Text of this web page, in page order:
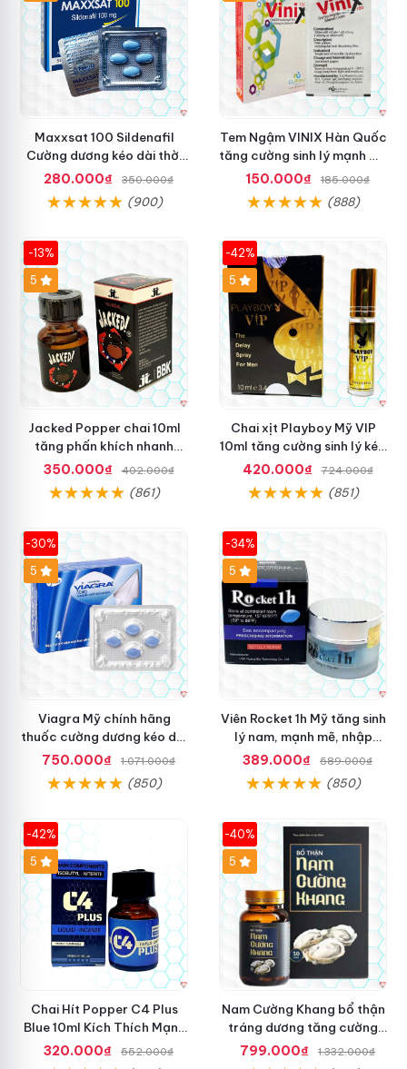
Maxxsat 100 Sildenafil
Cường dương kéo dài thời
gian Nam
280.000₫ 350.000₫
(900)
Tem Ngậm VINIX Hàn Quốc
tăng cường sinh lý mạnh mẽ
hiệu quả
150.000₫ 185.000₫
(888)
-13%
5
Jacked Popper chai 10ml
tăng phấn khích nhanh
chóng mua ngay
350.000₫ 402.000₫
(861)
-42%
5
Chai xịt Playboy Mỹ VIP
10ml tăng cường sinh lý kéo
dài yêu
420.000₫ 724.000₫
(851)
-30%
5
Viagra Mỹ chính hãng
thuốc cường dương kéo dài
thời gian cho Nam nhập
khẩu chính ngạch
750.000₫ 1.071.000₫
(850)
-34%
5
Viên Rocket 1h Mỹ tăng sinh
lý nam, mạnh mẽ, nhập
khẩu
389.000₫ 589.000₫
(850)
-42%
5
Chai Hít Popper C4 Plus
Blue 10ml Kích Thích Mạnh
Mẽ, Sảng Khoái
320.000₫ 552.000₫
-40%
5
Nam Cường Khang bổ thận
tráng dương tăng cường
sinh lực nam
799.000₫ 1.332.000₫